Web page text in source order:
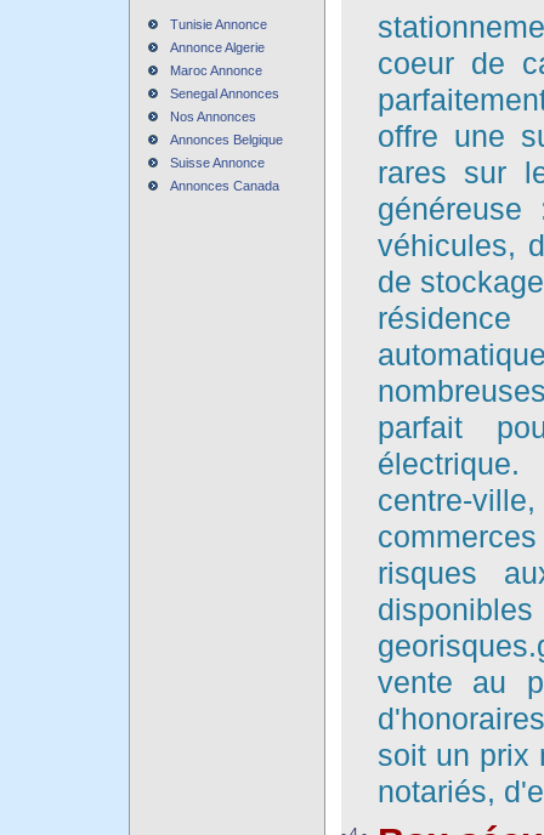
Tunisie Annonce
Annonce Algerie
Maroc Annonce
Senegal Annonces
Nos Annonces
Annonces Belgique
Suisse Annonce
Annonces Canada
coeur de
offre une
rares sur
véhicules,
de
parfait
centre-
risques
vente au
soit un prix
notariés,